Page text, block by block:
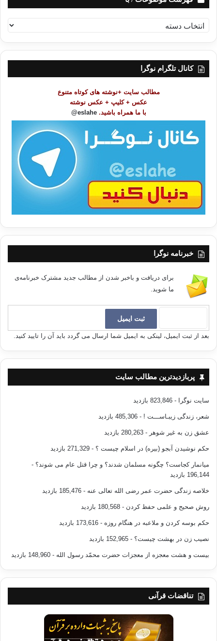
ه
ر
کانال تلگرام نوگرا
مطالب سایت +نوشته های کوتاه متنوع
عکس + کلیپ + عکس نوشته
با ما همراه باشید. eslahe@
خبرنامه نوگرا
برای دریافت و باخبر شدن از مطالب جدید مشترک خبرنامه‌ی
ما شوید.
بعد از ثبت ایمیل، لینکی به ایمیل شما ارسال می گردد باید آن را تایید کنید.
پربازدیدترین مطالب سایت
سایت نوگرا - 823,846 بازدید
شعر، زندگی زیبـاســـت ! - 485,306 بازدید
عشق زن به غیر شوهر - 280,263 بازدید
حکم نوشیدن آبجو (بیره) در اسلام چیست ؟ - 271,329 بازدید
میانمار کجاست؟ چگونه مسلمان شدند؟ و چرا قتل عام می شوند؟ -
196,144 بازدید
خلاصه زندگی حضرت عمر رضی الله تعالی عنه - 185,476 بازدید
روش صحیح و علمی حفظ کردن - 180,568 بازدید
حکم بوسه کردن و ملاعبه در هنگام روزه - 173,616 بازدید
نصیب زن در بهشت چیست؟ - 152,965 بازدید
بیست و هشت معجزه از معجزات حضرت محمّد رسول الله - 148,960 بازدید
تناقضات قرآنی